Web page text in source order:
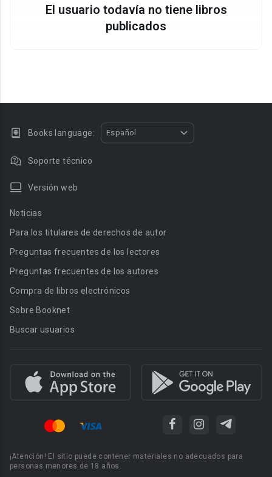
El usuario todavía no tiene libros
publicados
Books language: Español
Soporte técnico
Versión web
Noticias
Para los titulares de derechos de autor
Preguntas frecuentes de los lectores
Preguntas frecuentes de los autores
Compra de libros electrónicos
Sobre Booknet
Buscar usuarios
¡Atención! El sitio puede contener materiales no adecuados para
personas menores de 18 años.